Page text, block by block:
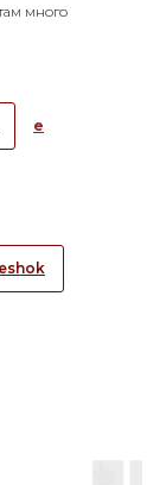
там много
е